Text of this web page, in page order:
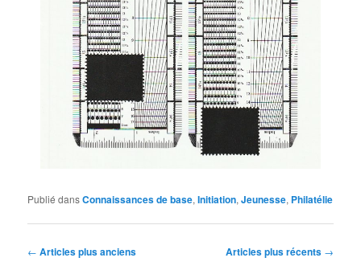
Publié dansConnaissances de base,Initiation,Jeunesse, Philatélie
Navigation
← Articles plus anciens Articles plus récents →